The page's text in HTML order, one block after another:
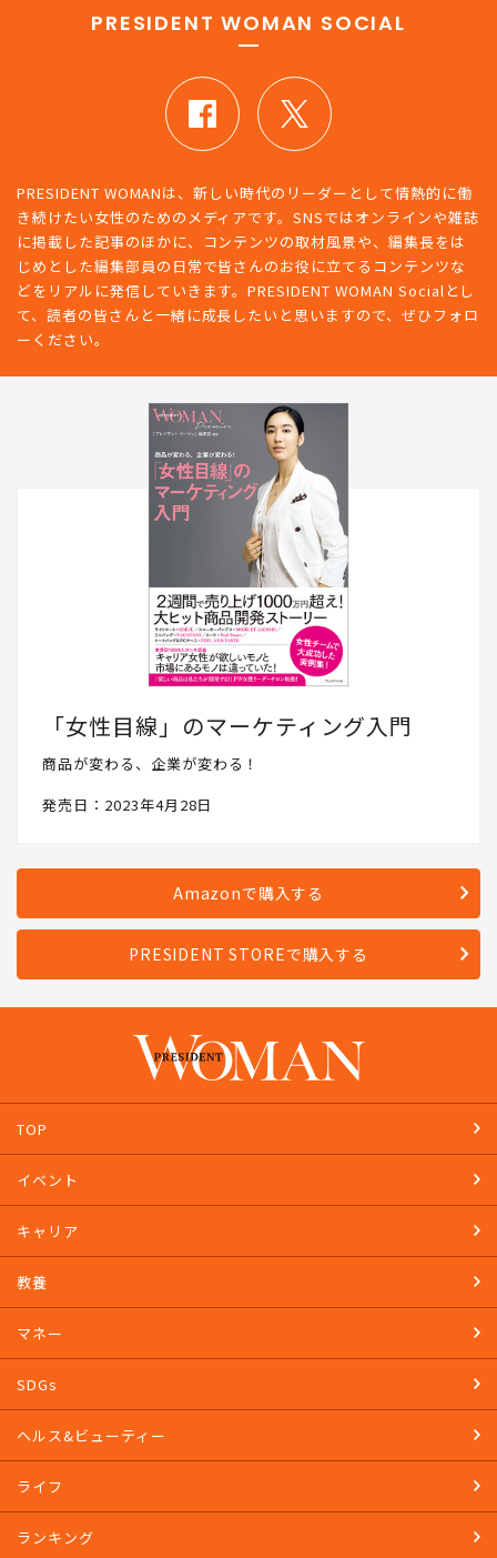
PRESIDENT WOMAN SOCIAL
PRESIDENT WOMANは、新しい時代のリーダーとして情熱的に働
き続けたい女性のためのメディアです。SNSではオンラインや雑誌
に掲載した記事のほかに、コンテンツの取材風景や、編集長をは
じめとした編集部員の日常で皆さんのお役に立てるコンテンツな
どをリアルに発信していきます。PRESIDENT WOMAN Socialとし
て、読者の皆さんと一緒に成長したいと思いますので、ぜひフォロ
ーください。
「女性目線」のマーケティング入門
商品が変わる、企業が変わる！
発売日：2023年4月28日
Amazonで購入する
PRESIDENT STOREで購入する
TOP
イベント
キャリア
教養
マネー
SDGs
ヘルス&ビューティー
ライフ
ランキング